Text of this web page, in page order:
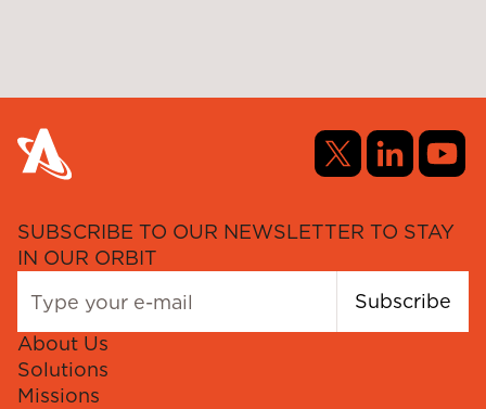
SUBSCRIBE TO OUR NEWSLETTER TO STAY
IN OUR ORBIT
Subscribe
About Us
Solutions
Missions